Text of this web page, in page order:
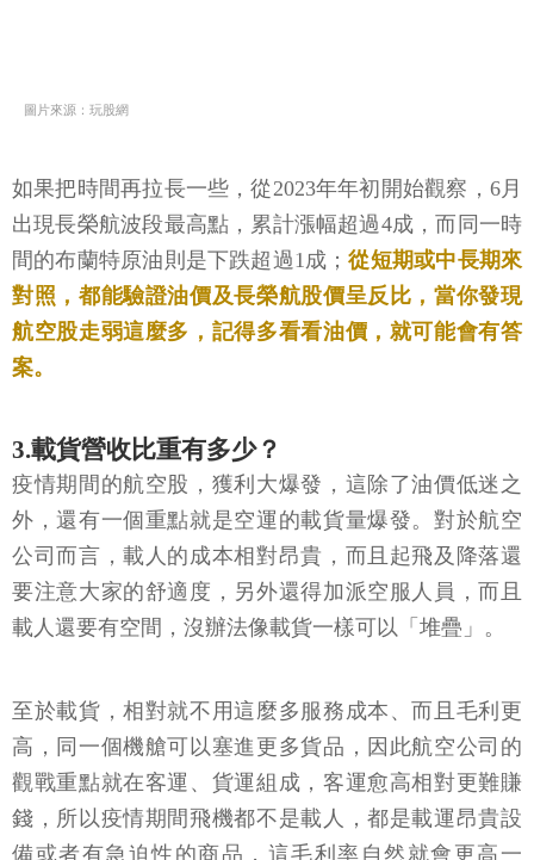
圖片來源：玩股網
如果把時間再拉長一些，從2023年年初開始觀察，6月
出現長榮航波段最高點，累計漲幅超過4成，而同一時
間的布蘭特原油則是下跌超過1成；從短期或中長期來
對照，都能驗證油價及長榮航股價呈反比，當你發現
航空股走弱這麼多，記得多看看油價，就可能會有答
案。
3.載貨營收比重有多少？
疫情期間的航空股，獲利大爆發，這除了油價低迷之
外，還有一個重點就是空運的載貨量爆發。對於航空
公司而言，載人的成本相對昂貴，而且起飛及降落還
要注意大家的舒適度，另外還得加派空服人員，而且
載人還要有空間，沒辦法像載貨一樣可以「堆疊」。
至於載貨，相對就不用這麼多服務成本、而且毛利更
高，同一個機艙可以塞進更多貨品，因此航空公司的
觀戰重點就在客運、貨運組成，客運愈高相對更難賺
錢，所以疫情期間飛機都不是載人，都是載運昂貴設
備或者有急迫性的商品，這毛利率自然就會更高一